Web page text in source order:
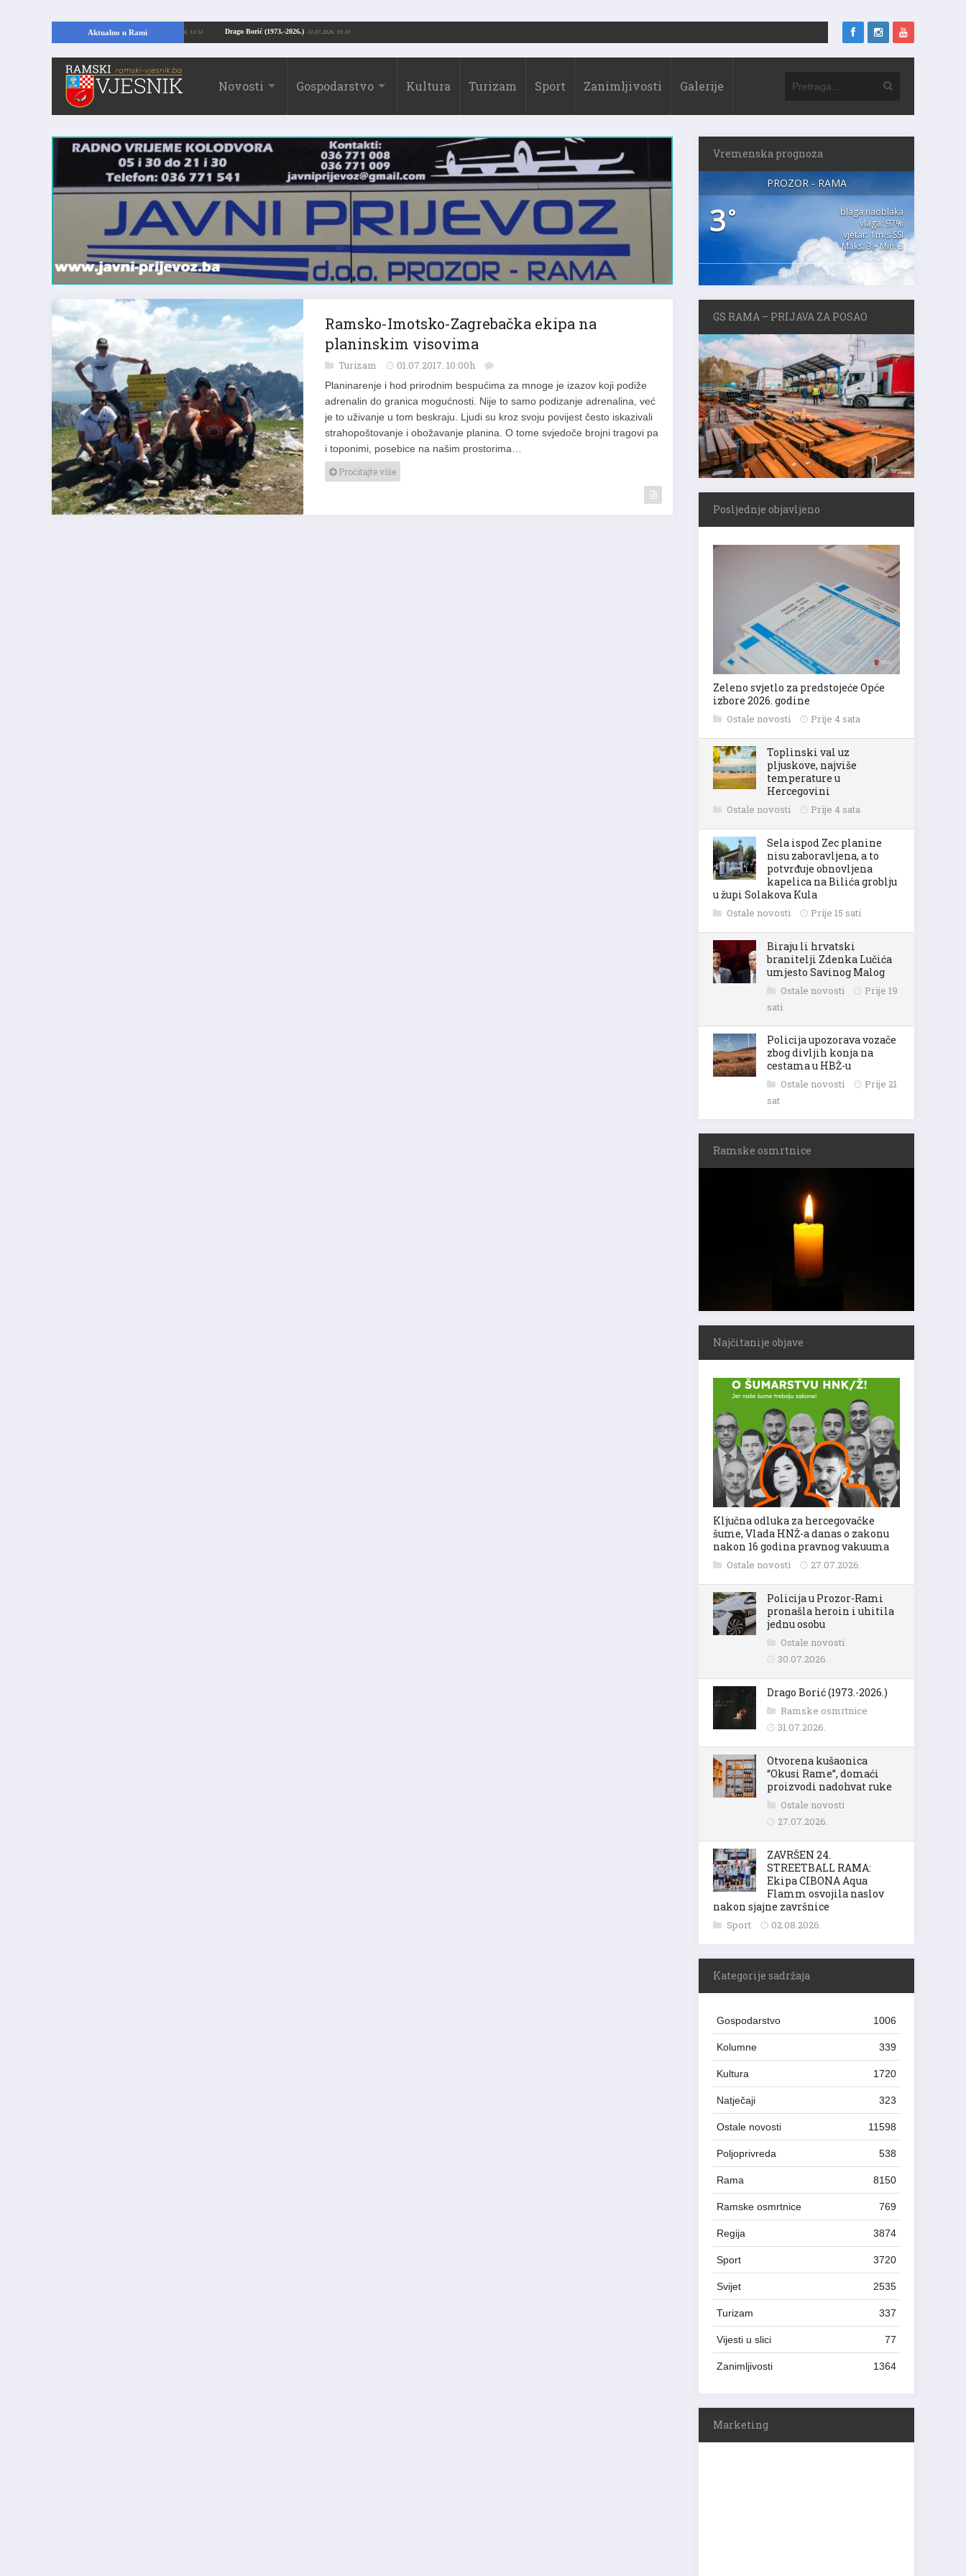
Aktualno u Rami Drago Borić (1973.-2026.) 31.07.2026. 19:10
temelje kuće, pronašao vrijedne arheološke ostatke 24.07.2026. 13:51
Novosti Gospodarstvo Kultura Turizam Sport Zanimljivosti Galerije
Ramsko-Imotsko-Zagrebačka ekipa na
planinskim visovima
adrenalin do granica mogućnosti. Nije to samo podizanje adrenalina, već
je to uživanje u tom beskraju. Ljudi su kroz svoju povijest često iskazivali
strahopoštovanje i obožavanje planina. O tome svjedoče brojni tragovi pa
i toponimi, posebice na našim prostorima…
Pročitajte više
Vremenska prognoza
PROZOR - RAMA
3°
blaga naoblaka
vlaga: 97%
vjetar: 1m/s SSI
Maks. 3 • Min. 3
GS RAMA – PRIJAVA ZA POSAO
Posljednje objavljeno
Zeleno svjetlo za predstojeće Opće
izbore 2026. godine
Ostale novosti Prije 4 sata
Toplinski val uz
pljuskove, najviše
temperature u
Hercegovini
Ostale novosti Prije 4 sata
Sela ispod Zec planine
nisu zaboravljena, a to
potvrđuje obnovljena
kapelica na Bilića groblju
u župi Solakova Kula
Ostale novosti Prije 15 sati
Biraju li hrvatski
branitelji Zdenka Lučića
umjesto Savinog Malog
Ostale novosti
Prije 19
sati
Policija upozorava vozače
zbog divljih konja na
cestama u HBŽ-u
Ostale novosti
Prije 21
sat
Ramske osmrtnice
Najčitanije objave
Ključna odluka za hercegovačke
šume, Vlada HNŽ-a danas o zakonu
nakon 16 godina pravnog vakuuma
Ostale novosti 27.07.2026.
Policija u Prozor-Rami
pronašla heroin i uhitila
jednu osobu
Ostale novosti
30.07.2026.
Drago Borić (1973.-2026.)
Ramske osmrtnice
31.07.2026.
Otvorena kušaonica
“Okusi Rame”, domaći
proizvodi nadohvat ruke
Ostale novosti
27.07.2026.
ZAVRŠEN 24.
STREETBALL RAMA:
Ekipa CIBONA Aqua
Flamm osvojila naslov
nakon sjajne završnice
Sport 02.08.2026.
Kategorije sadržaja
Gospodarstvo 1006
Kolumne 339
Kultura 1720
Natječaji 323
Ostale novosti 11598
Poljoprivreda 538
Rama 8150
Ramske osmrtnice 769
Regija 3874
Sport 3720
Svijet 2535
Turizam 337
Vijesti u slici 77
Zanimljivosti 1364
Marketing